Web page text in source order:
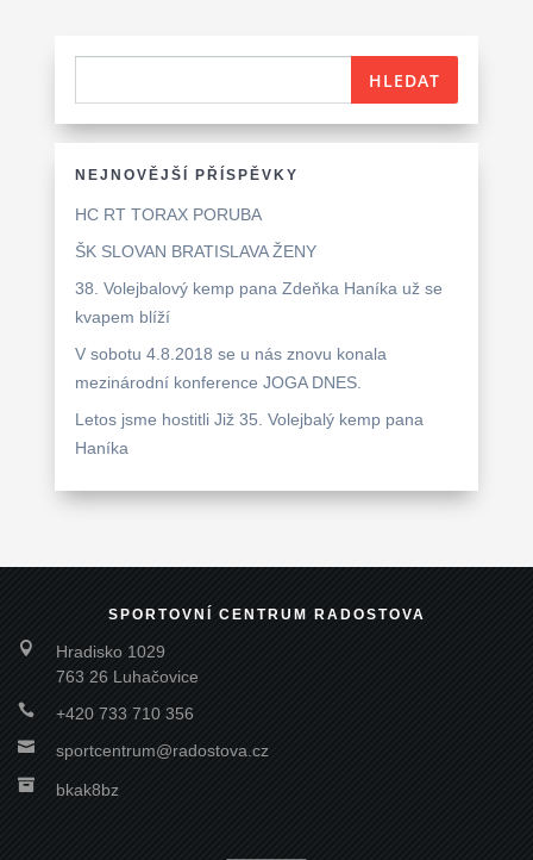
NEJNOVĚJŠÍ PŘÍSPĚVKY
HC RT TORAX PORUBA
ŠK SLOVAN BRATISLAVA ŽENY
38. Volejbalový kemp pana Zdeňka Haníka už se
kvapem blíží
V sobotu 4.8.2018 se u nás znovu konala
mezinárodní konference JOGA DNES.
Letos jsme hostitli Již 35. Volejbalý kemp pana
Haníka
SPORTOVNÍ CENTRUM RADOSTOVA

Hradisko 1029
763 26 Luhačovice
 +420 733 710 356
 sportcentrum@radostova.cz
 bkak8bz